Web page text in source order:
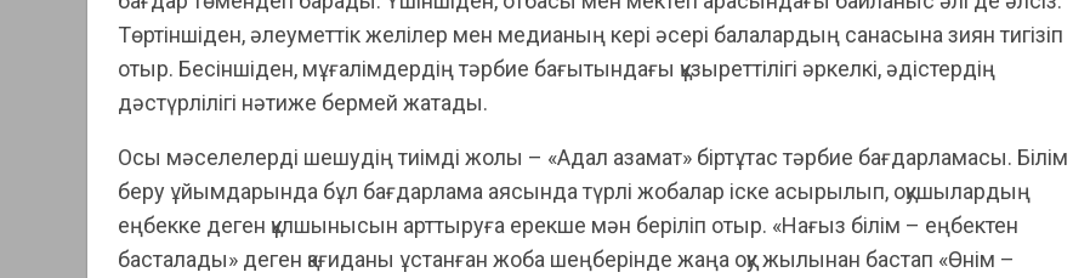
Төртіншіден, әлеуметтік желілер мен медианың кері әсері балалардың санасына зиян тигізіп
отыр. Бесіншіден, мұғалімдердің тәрбие бағытындағы құзыреттілігі әркелкі, әдістердің
дәстүрлілігі нәтиже бермей жатады.
Осы мәселелерді шешудің тиімді жолы – «Адал азамат» біртұтас тәрбие бағдарламасы. Білім
беру ұйымдарында бұл бағдарлама аясында түрлі жобалар іске асырылып, оқушылардың
еңбекке деген құлшынысын арттыруға ерекше мән беріліп отыр. «Нағыз білім – еңбектен
басталады» деген қағиданы ұстанған жоба шеңберінде жаңа оқу жылынан бастап «Өнім –